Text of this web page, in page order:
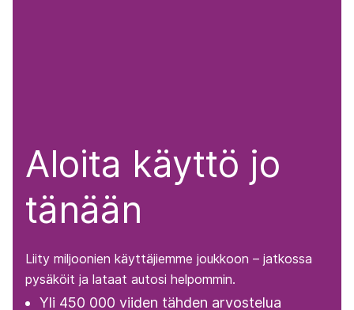
Aloita käyttö jo
tänään
Liity miljoonien käyttäjiemme joukkoon – jatkossa
pysäköit ja lataat autosi helpommin.
Yli 450 000 viiden tähden arvostelua